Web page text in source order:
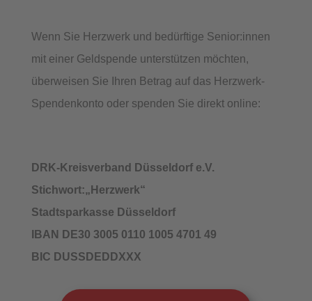
Wenn Sie Herzwerk und bedürftige Senior:innen
mit einer Geldspende unterstützen möchten,
überweisen Sie Ihren Betrag auf das Herzwerk-
Spendenkonto oder spenden Sie direkt online:
DRK-Kreisverband Düsseldorf e.V.
Stichwort:„Herzwerk“
Stadtsparkasse Düsseldorf
IBAN DE30 3005 0110 1005 4701 49
BIC DUSSDEDDXXX